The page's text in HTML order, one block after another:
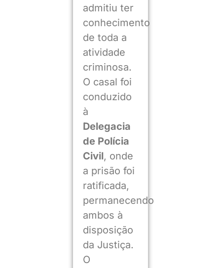
admitiu ter
conhecimento
de toda a
atividade
criminosa.
O casal foi
conduzido
à
Delegacia
de Polícia
Civil, onde
a prisão foi
ratificada,
permanecendo
ambos à
disposição
da Justiça.
O